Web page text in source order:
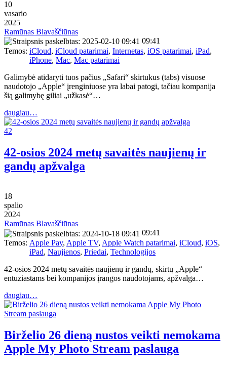
10
vasario
2025
Ramūnas Blavaščiūnas
09:41
Temos: iCloud, iCloud patarimai, Internetas, iOS patarimai, iPad,
iPhone, Mac, Mac patarimai
Galimybė atidaryti tuos pačius „Safari“ skirtukus (tabs) visuose
naudotojo „Apple“ įrenginiuose yra labai patogi, tačiau kompanija
šią galimybę giliai „užkasė“…
daugiau…
42
42-osios 2024 metų savaitės naujienų ir
gandų apžvalga
18
spalio
2024
Ramūnas Blavaščiūnas
09:41
Temos: Apple Pay, Apple TV, Apple Watch patarimai, iCloud, iOS,
iPad, Naujienos, Priedai, Technologijos
42-osios 2024 metų savaitės naujienų ir gandų, skirtų „Apple“
entuziastams bei kompanijos įrangos naudotojams, apžvalga…
daugiau…
Birželio 26 dieną nustos veikti nemokama
Apple My Photo Stream paslauga